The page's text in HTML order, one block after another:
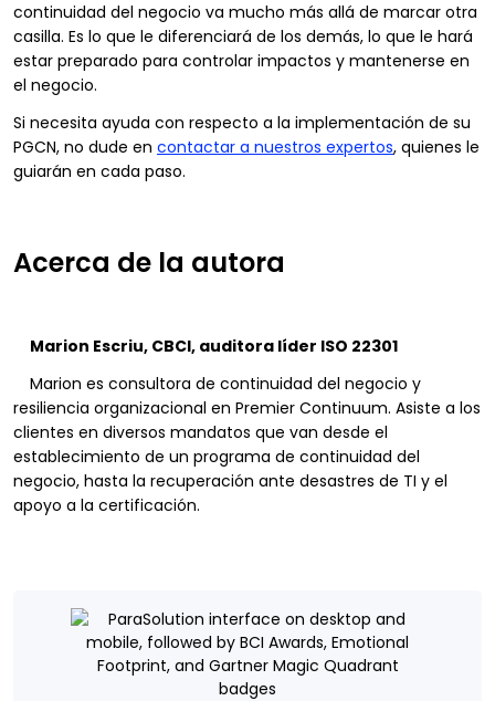
continuidad del negocio va mucho más allá de marcar otra
casilla. Es lo que le diferenciará de los demás, lo que le hará
estar preparado para controlar impactos y mantenerse en
el negocio.
Si necesita ayuda con respecto a la implementación de su
PGCN, no dude en contactar a nuestros expertos, quienes le
guiarán en cada paso.
Acerca de la autora
Marion Escriu, CBCI, auditora líder ISO 22301
Marion es consultora de continuidad del negocio y
resiliencia organizacional en Premier Continuum. Asiste a los
clientes en diversos mandatos que van desde el
establecimiento de un programa de continuidad del
negocio, hasta la recuperación ante desastres de TI y el
apoyo a la certificación.